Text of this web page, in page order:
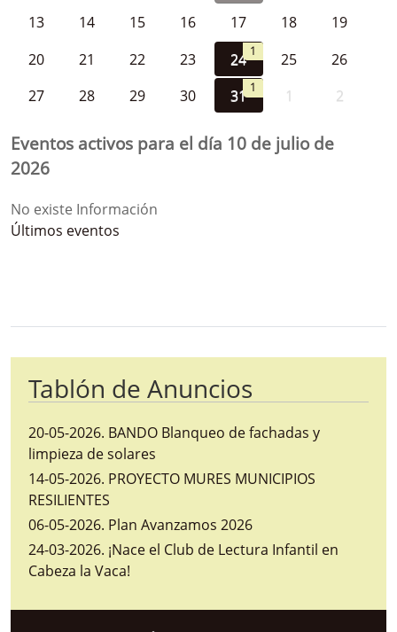
13
14 15 16 17 18
19
20
21 22 23 24 1 25
26
27
28 29 30 31 1 1 2
Eventos activos para el día 10 de julio de
2026
No existe Información
Últimos eventos
Tablón de Anuncios
20-05-2026. BANDO Blanqueo de fachadas y
limpieza de solares
14-05-2026. PROYECTO MURES MUNICIPIOS
RESILIENTES
06-05-2026. Plan Avanzamos 2026
24-03-2026. ¡Nace el Club de Lectura Infantil en
Cabeza la Vaca!